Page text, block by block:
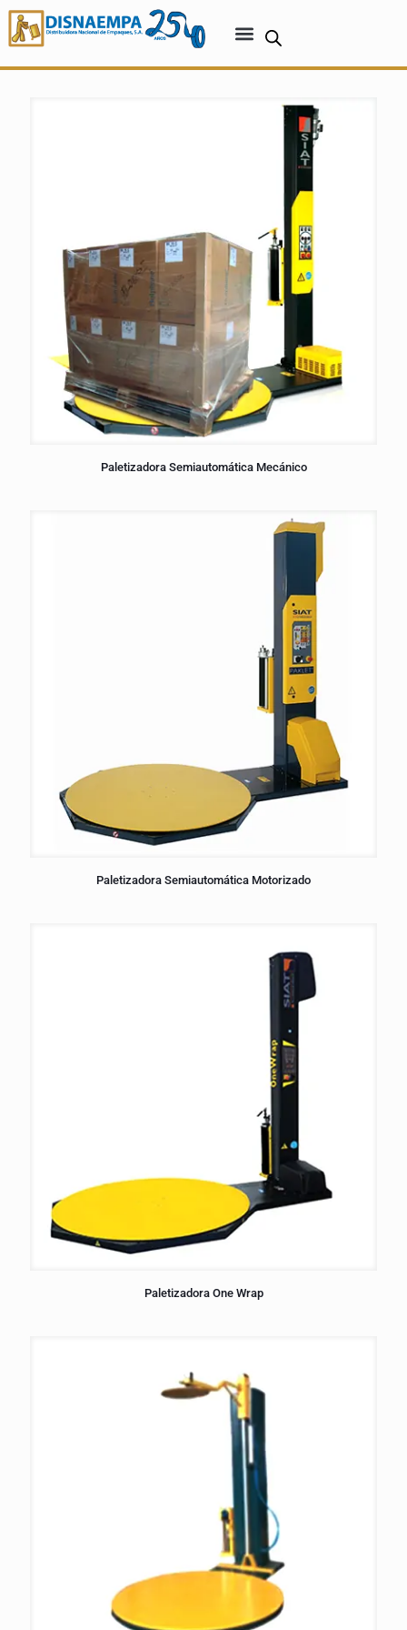
Paletizadora Semiautomática Mecánico
Paletizadora Semiautomática Motorizado
Paletizadora One Wrap